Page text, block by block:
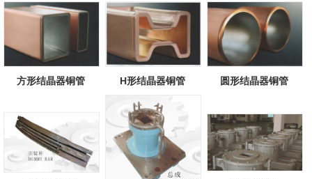
方形结晶器铜管 H形结晶器铜管 圆形结晶器铜管